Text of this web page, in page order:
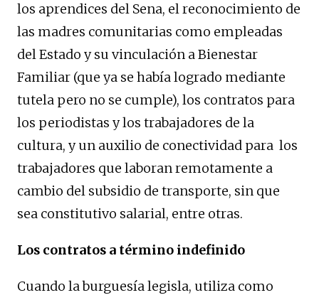
los aprendices del Sena, el reconocimiento de
las madres comunitarias como empleadas
del Estado y su vinculación a Bienestar
Familiar (que ya se había logrado mediante
tutela pero no se cumple), los contratos para
los periodistas y los trabajadores de la
cultura, y un auxilio de conectividad para los
trabajadores que laboran remotamente a
cambio del subsidio de transporte, sin que
sea constitutivo salarial, entre otras.
Los contratos a término indefinido
Cuando la burguesía legisla, utiliza como